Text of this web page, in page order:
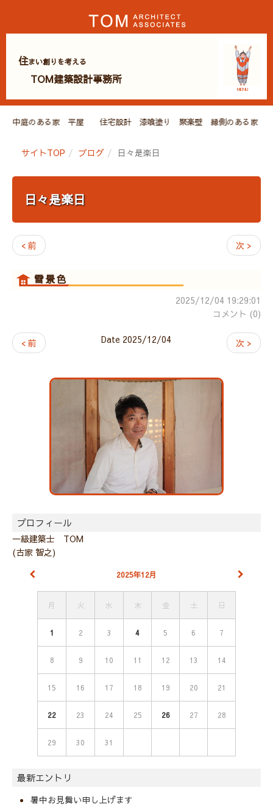
MENU
住まい創りを考える
TOM建築設計事務所
代和風 中庭のある家 平屋 住宅設計 漆喰塗り 聚楽壁 縁側のある家
サイトTOP ブログ 日々是楽日
日々是楽日
< 前 次 >
雪景色
2025/12/04 19:29:01
コメント (0)
< 前 次 >
Date 2025/12/04
プロフィール
一級建築士 TOM
(古家 智之)
2025年12月
月 火 水 木 金 土 日
1 2 3 4 5 6 7
8 9 10 11 12 13 14
15 16 17 18 19 20 21
22 23 24 25 26 27 28
29 30 31
最新エントリ
暑中お見舞い申し上げます